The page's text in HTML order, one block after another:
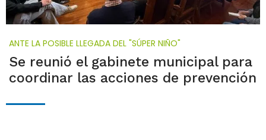
ANTE LA POSIBLE LLEGADA DEL "SÚPER NIÑO"
Se reunió el gabinete municipal para
coordinar las acciones de prevención